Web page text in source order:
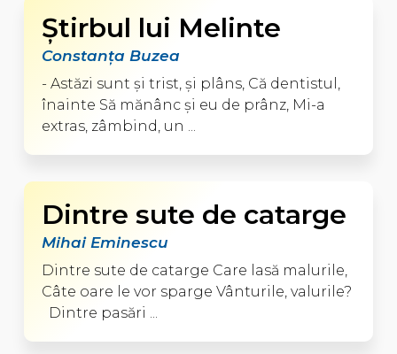
Ştirbul lui Melinte
Constanţa Buzea
- Astăzi sunt şi trist, şi plâns, Că dentistul,
înainte Să mănânc şi eu de prânz, Mi-a
extras, zâmbind, un ...
Dintre sute de catarge
Mihai Eminescu
Dintre sute de catarge Care lasă malurile,
Câte oare le vor sparge Vânturile, valurile?
Dintre pasări ...